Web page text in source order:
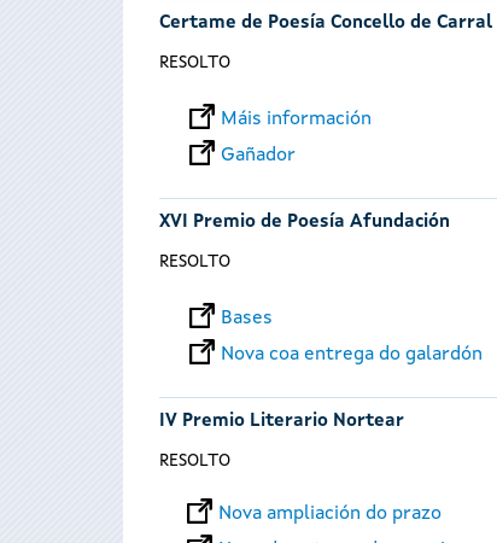
Certame de Poesía Concello de Carral
RESOLTO
Máis información
Gañador
XVI Premio de Poesía Afundación
RESOLTO
Bases
Nova coa entrega do galardón
IV Premio Literario Nortear
RESOLTO
Nova ampliación do prazo